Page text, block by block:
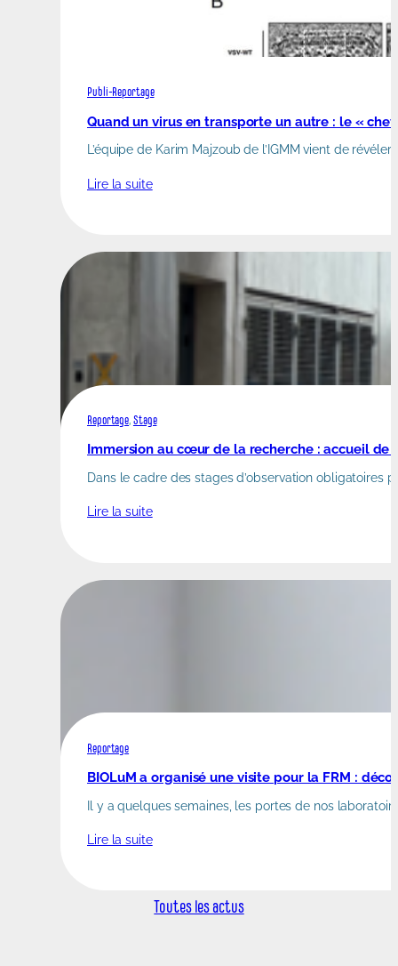
Publi-Reportage
Quand un virus en transporte un autre : le «
L’équipe de Karim Majzoub de l’IGMM vient de
Lire la suite
Reportage, Stage
Immersion au cœur de la recherche : accueil de
Dans le cadre des stages d’observation obligatoires
Lire la suite
Reportage
BIOLuM a organisé une visite pour la FRM :
Il y a quelques semaines, les portes de nos
Lire la suite
Toutes les actus